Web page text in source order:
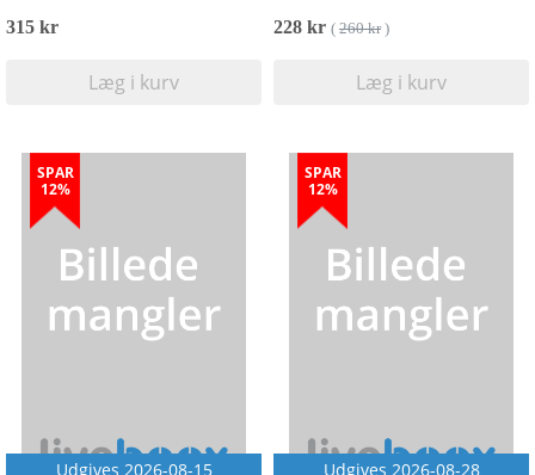
315 kr
Læg i kurv
228 kr ( 260 kr)
Læg i kurv
SPAR
12%
Udgives 2026-08-15
SPAR
12%
Udgives 2026-08-28